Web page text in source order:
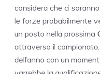
considera che ci
le forze probabilmente
un posto nella prossima
attraverso il
dell’anno con un